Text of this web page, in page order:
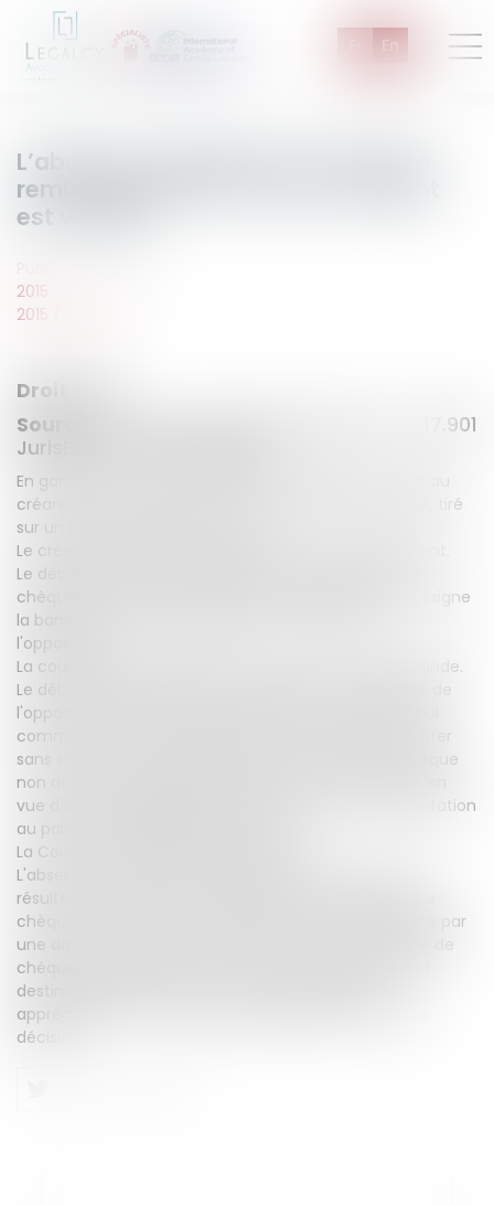
En
L’absence de datation d’un chèque
remis en garantie d’un prêt d’argent
est valable
2015
2015
Droit civil
Source :
Cass. com., 22 sept. 2015, n° 14-17.901
JurisData n° 2015-021015
En garantie d’un prêt de 500 000€, le débiteur remet au
créancier un chèque du même montant et non daté, tiré
sur un compte ouvert à son nom.
Le créancier date le chèque et le met à l’encaissement.
Le débiteur ayant fait opposition au paiement de ce
chèque pour utilisation frauduleuse, le créancier le assigne
la banque ainsi que le débiteur en mainlevée de
l'opposition.
La cour d'appel de Versailles a fait droit à cette demande.
Le débiteur fait grief à l'arrêt d'ordonner la mainlevée de
l'opposition en invoquant notamment le fait qu'est nul
comme contraire à l'ordre public et doit donc demeurer
sans effet, l'accord des parties sur la remise d'un chèque
non daté et l'apposition ultérieure d'une fausse date en
vue d'éviter la prescription et de permettre sa présentation
au paiement malgré sa péremption.
La Cour de cassation rejette le pourvoi.
L'absence de datation du chèque lors de sa création
résulte d'un accord non équivoque et qu'en portant le
chèque à l'encaissement après qu'il eut été complété par
une date, le créancier n'a fait que lui conférer l'usage de
chèque de garantie qui lui était conventionnellement
destiné par les parties. Par ces constatations et
appréciations, la cour d'appel a légalement justifié sa
décision.